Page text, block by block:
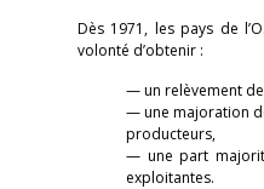
Dès 1971, les pays de
volonté d’obtenir :
— un relèvement
— une majoration
producteurs,
— une part
exploitantes.